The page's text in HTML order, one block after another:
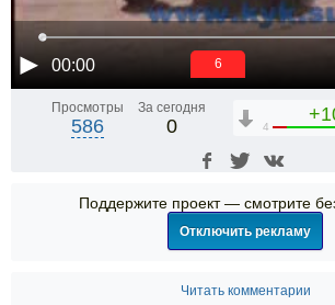
00:00 6
Просмотры
586
За сегодня
0 4
Поддержите проект — смотрите
Отключить рекламу
Читать комментарии